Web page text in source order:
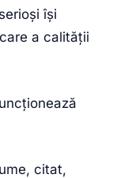
își
a calității
citat,